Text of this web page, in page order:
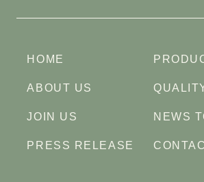
HOME
ABOUT US
JOIN US NEWS
PRESS RELEASE